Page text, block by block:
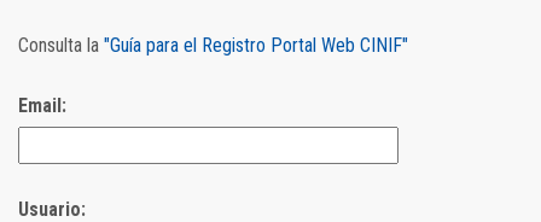
Consulta la "Guía para el Registro Portal Web CINIF"
Email:
Usuario: